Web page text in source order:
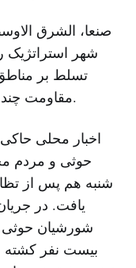
صنعا، الشرق
شهر
تسلط بر
مقاومت چندانی از سوی دولت روبرو نمی شوند.
اخبار محلی
حوثی و مردم
شنبه هم پس از
یافت. در
شورشیان
بیست نفر کشته